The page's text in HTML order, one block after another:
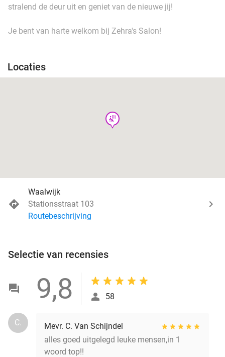
stralend de deur uit en geniet van de nieuwe jij!
Je bent van harte welkom bij Zehra's Salon!
Locaties
wellness
Waalwijk
Stationsstraat 103
Routebeschrijving
Selectie van recensies
9,8 58
C.
Mevr. C. Van Schijndel
alles goed uitgelegd leuke mensen,in 1
woord top!!